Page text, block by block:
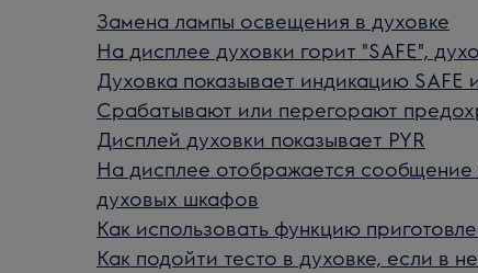
Замена лампы освещения в духовке
На дисплее духовки горит "SAFE",
Духовка показывает индикацию SAFE
Срабатывают или перегорают
Дисплей духовки показывает PYR
На дисплее отображается сообщение
духовых шкафов
Как использовать функцию
Как подойти тесто в духовке, если в